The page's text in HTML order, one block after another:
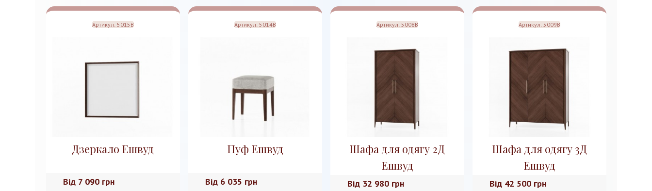
Артикул: 5015B
Дзеркало Ешвуд
Від 7 090 грн
Артикул: 5014B
Пуф Ешвуд
Від 6 035 грн
Артикул: 5008B
Шафа для одягу 2Д
Ешвуд
Від 32 980 грн
Артикул: 5009B
Шафа для одягу 3Д
Ешвуд
Від 42 500 грн